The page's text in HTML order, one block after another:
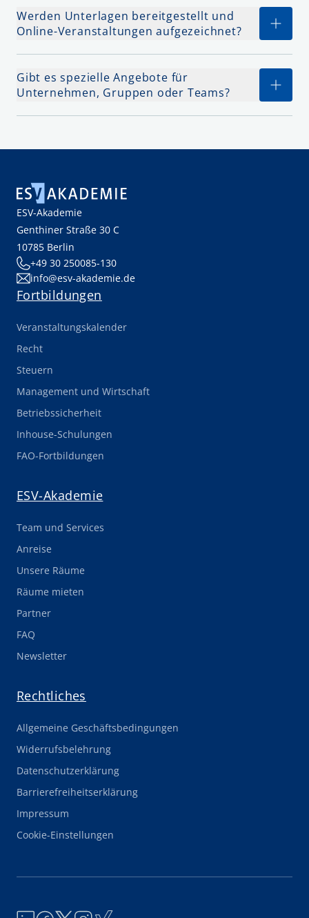
Werden Unterlagen bereitgestellt und
Online-Veranstaltungen aufgezeichnet?
Gibt es spezielle Angebote für
Unternehmen, Gruppen oder Teams?
ESV-Akademie
Genthiner Straße 30 C
10785 Berlin
+49 30 250085-130
info@esv-akademie.de
Fortbildungen
Veranstaltungskalender
Recht
Steuern
Management und Wirtschaft
Betriebssicherheit
Inhouse-Schulungen
FAO-Fortbildungen
ESV-Akademie
Team und Services
Anreise
Unsere Räume
Räume mieten
Partner
FAQ
Newsletter
Rechtliches
Allgemeine Geschäftsbedingungen
Widerrufsbelehrung
Datenschutzerklärung
Barrierefreiheitserklärung
Impressum
Cookie-Einstellungen